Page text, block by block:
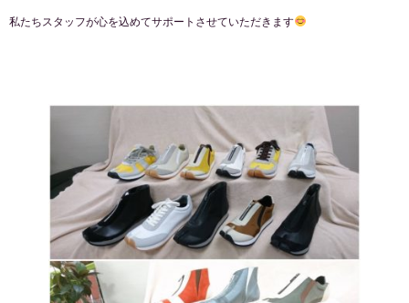
私たちスタッフが心を込めてサポートさせていただきます